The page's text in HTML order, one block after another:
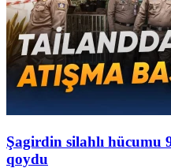
Şagirdin silahlı hücumu
qoydu